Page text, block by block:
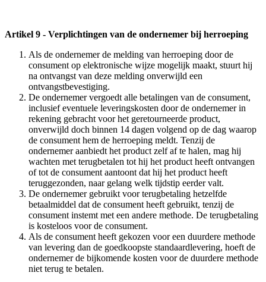
Artikel 9 - Verplichtingen van de ondernemer bij herroeping
Als de ondernemer de melding van herroeping door de
consument op elektronische wijze mogelijk maakt, stuurt hij
na ontvangst van deze melding onverwijld een
ontvangstbevestiging.
De ondernemer vergoedt alle betalingen van de consument,
inclusief eventuele leveringskosten door de ondernemer in
rekening gebracht voor het geretourneerde product,
onverwijld doch binnen 14 dagen volgend op de dag waarop
de consument hem de herroeping meldt. Tenzij de
ondernemer aanbiedt het product zelf af te halen, mag hij
wachten met terugbetalen tot hij het product heeft ontvangen
of tot de consument aantoont dat hij het product heeft
teruggezonden, naar gelang welk tijdstip eerder valt.
De ondernemer gebruikt voor terugbetaling hetzelfde
betaalmiddel dat de consument heeft gebruikt, tenzij de
consument instemt met een andere methode. De terugbetaling
is kosteloos voor de consument.
Als de consument heeft gekozen voor een duurdere methode
van levering dan de goedkoopste standaardlevering, hoeft de
ondernemer de bijkomende kosten voor de duurdere methode
niet terug te betalen.